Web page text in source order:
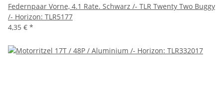
Federnpaar Vorne, 4.1 Rate. Schwarz /- TLR Twenty Two Buggy
/- Horizon: TLR5177
4,35 € *